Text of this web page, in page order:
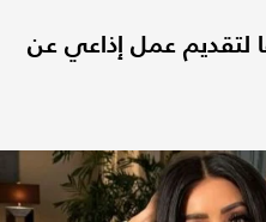
لتقديم عمل إذاعي عن